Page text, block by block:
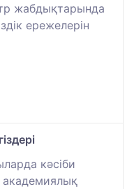
жабдықтарында
ережелерін
кәсіби
академиялық